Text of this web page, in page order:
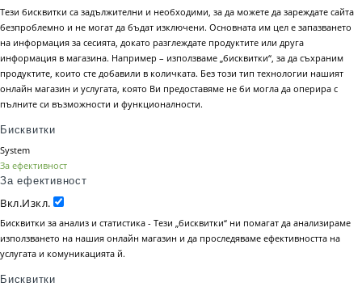
Тези бисквитки са задължителни и необходими, за да можете да зареждате сайта
безпроблемно и не могат да бъдат изключени. Основната им цел е запазването
на информация за сесията, докато разглеждате продуктите или друга
информация в магазина. Например – използваме „бисквитки“, за да съхраним
продуктите, които сте добавили в количката. Без този тип технологии нашият
онлайн магазин и услугата, която Ви предоставяме не би могла да оперира с
пълните си възможности и функционалности.
Бисквитки
System
За ефективност
За ефективност
Вкл.Изкл.
Бисквитки за анализ и статистика - Тези „бисквитки“ ни помагат да анализираме
използването на нашия онлайн магазин и да проследяваме ефективността на
услугата и комуникацията й.
Бисквитки